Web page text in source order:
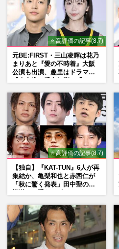
⭐ 高評価の記事(8.7)
元BE:FIRST・三山凌輝は花乃
まりあと『愛の不時着』大阪
公演も出演、趣里はドラマ
⭐ 高評価の記事(8.7)
【独自】『KAT-TUN』6人が再
集結か、亀梨和也と赤西仁が
「秋に驚く発表」田中聖の刑